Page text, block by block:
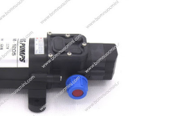
điều chỉnh.
Nước Mini chuyên: Lắp phun
sài gòn, lắp máy phun sương
và các tỉnh lân cận